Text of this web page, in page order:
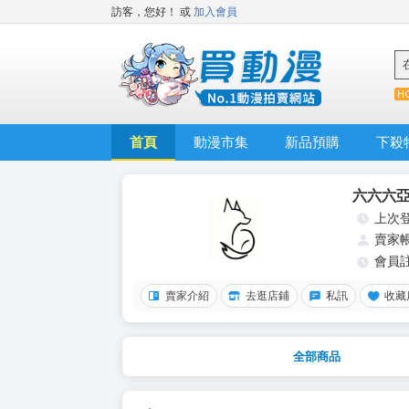
訪客，您好！ 或 加入會員
首頁 動漫市集 新品預購 下殺
六六六
上次
賣家
會員
賣家介紹 去逛店鋪 私訊 收藏
全部商品